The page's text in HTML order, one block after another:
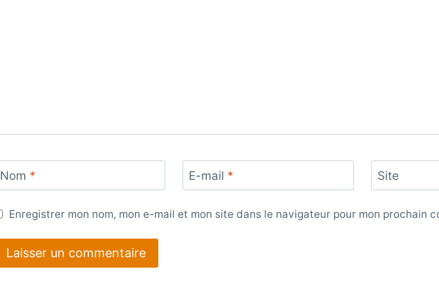
Nom * E-mail * Site
Enregistrer mon nom, mon e-mail et mon site dans le navigateur pour mon prochain